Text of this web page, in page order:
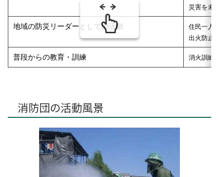
災害を未
地域の防災リーダーとしての活動
住民一人
出火防止
普段からの教育・訓練 消火訓練
消防団の活動風景